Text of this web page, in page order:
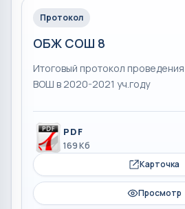
Протокол
ОБЖ СОШ 8
Итоговый протокол
ВОШ в 2020-2021 уч.году
PDF
169 Кб
Карточка
Просмотр